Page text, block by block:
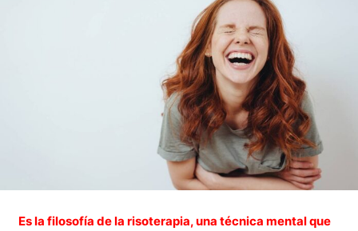
Es la filosofía de la risoterapia, una técnica mental que